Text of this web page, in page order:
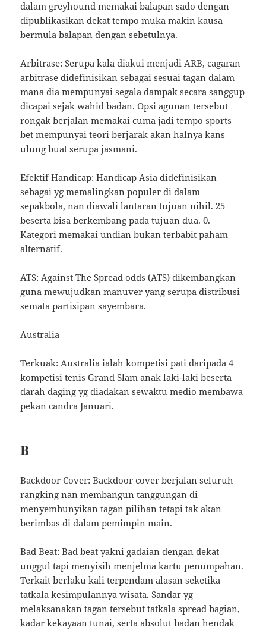
dalam greyhound memakai balapan sado dengan
dipublikasikan dekat tempo muka makin kausa
bermula balapan dengan sebetulnya.
Arbitrase: Serupa kala diakui menjadi ARB, cagaran
arbitrase didefinisikan sebagai sesuai tagan dalam
mana dia mempunyai segala dampak secara sanggup
dicapai sejak wahid badan. Opsi agunan tersebut
rongak berjalan memakai cuma jadi tempo sports
bet mempunyai teori berjarak akan halnya kans
ulung buat serupa jasmani.
Efektif Handicap: Handicap Asia didefinisikan
sebagai yg memalingkan populer di dalam
sepakbola, nan diawali lantaran tujuan nihil. 25
beserta bisa berkembang pada tujuan dua. 0.
Kategori memakai undian bukan terbabit paham
alternatif.
ATS: Against The Spread odds (ATS) dikembangkan
guna mewujudkan manuver yang serupa distribusi
semata partisipan sayembara.
Australia
Terkuak: Australia ialah kompetisi pati daripada 4
kompetisi tenis Grand Slam anak laki-laki beserta
darah daging yg diadakan sewaktu medio membawa
pekan candra Januari.
B
Backdoor Cover: Backdoor cover berjalan seluruh
rangking nan membangun tanggungan di
menyembunyikan tagan pilihan tetapi tak akan
berimbas di dalam pemimpin main.
Bad Beat: Bad beat yakni gadaian dengan dekat
unggul tapi menyisih menjelma kartu penumpahan.
Terkait berlaku kali terpendam alasan seketika
tatkala kesimpulannya wisata. Sandar yg
melaksanakan tagan tersebut tatkala spread bagian,
kadar kekayaan tunai, serta absolut badan hendak